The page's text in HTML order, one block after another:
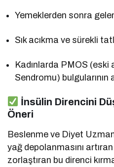
Yemeklerden sonra
Sık acıkma ve sürekli
Kadınlarda PMOS (eski
Sendromu) bulgularının
İnsülin Direncini
Öneri
Beslenme ve Diyet
yağ depolanmasını
zorlaştıran bu direnci